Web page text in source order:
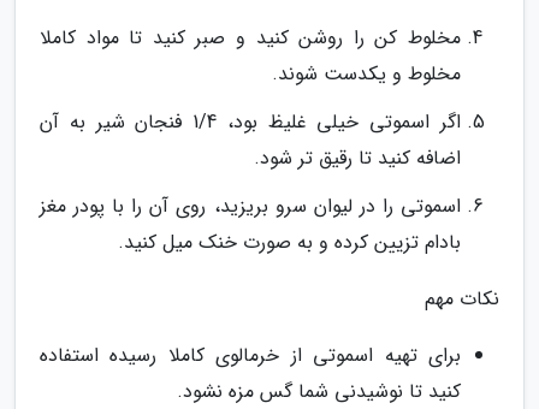
مخلوط کن را روشن کنید و صبر کنید تا مواد کاملا
مخلوط و یکدست شوند.
اگر اسموتی خیلی غلیظ بود، 1/4 فنجان شیر به آن
اضافه کنید تا رقیق تر شود.
اسموتی را در لیوان سرو بریزید، روی آن را با پودر مغز
بادام تزیین کرده و به صورت خنک میل کنید.
نکات مهم
برای تهیه اسموتی از خرمالوی کاملا رسیده استفاده
کنید تا نوشیدنی شما گس مزه نشود.